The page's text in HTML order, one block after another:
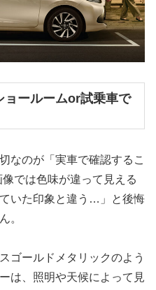
ョールームor試乗車で
なのが「実車で確認するこ
では色味が違って見える
いた印象と違う…」と後悔
。
ゴールドメタリックのよう
は、照明や天候によって見